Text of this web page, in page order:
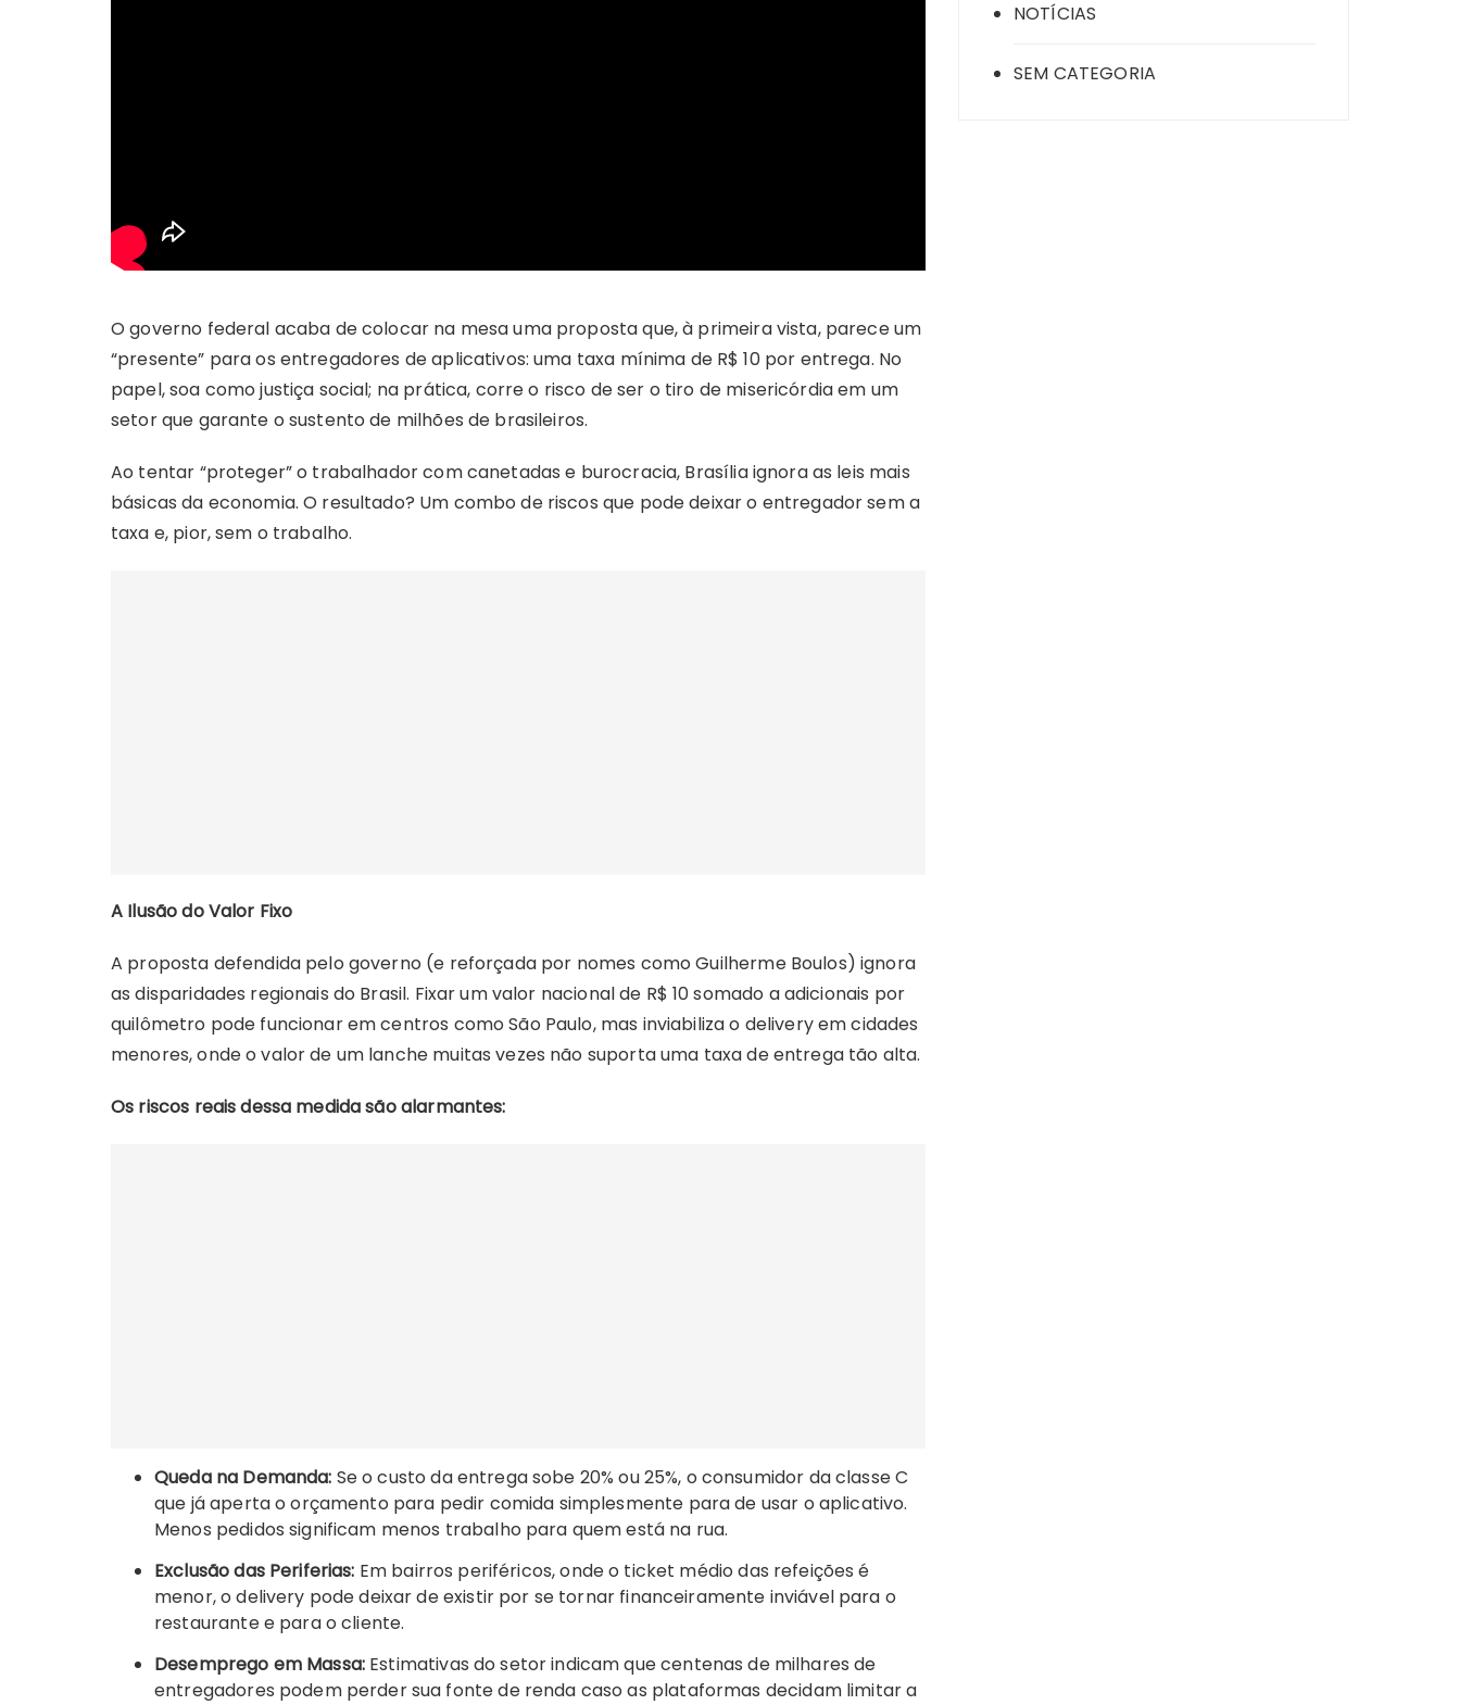
O governo federal acaba de colocar na mesa uma proposta que, à primeira vista, parece um
“presente” para os entregadores de aplicativos: uma taxa mínima de R$ 10 por entrega. No
papel, soa como justiça social; na prática, corre o risco de ser o tiro de misericórdia em um
setor que garante o sustento de milhões de brasileiros.
Ao tentar “proteger” o trabalhador com canetadas e burocracia, Brasília ignora as leis mais
básicas da economia. O resultado? Um combo de riscos que pode deixar o entregador sem a
taxa e, pior, sem o trabalho.
A Ilusão do Valor Fixo
A proposta defendida pelo governo (e reforçada por nomes como Guilherme Boulos) ignora
as disparidades regionais do Brasil. Fixar um valor nacional de R$ 10 somado a adicionais por
quilômetro pode funcionar em centros como São Paulo, mas inviabiliza o delivery em cidades
menores, onde o valor de um lanche muitas vezes não suporta uma taxa de entrega tão alta.
Os riscos reais dessa medida são alarmantes:
Queda na Demanda: Se o custo da entrega sobe 20% ou 25%, o consumidor da classe C
que já aperta o orçamento para pedir comida simplesmente para de usar o aplicativo.
Menos pedidos significam menos trabalho para quem está na rua.
Exclusão das Periferias: Em bairros periféricos, onde o ticket médio das refeições é
menor, o delivery pode deixar de existir por se tornar financeiramente inviável para o
restaurante e para o cliente.
Desemprego em Massa: Estimativas do setor indicam que centenas de milhares de
entregadores podem perder sua fonte de renda caso as plataformas decidam limitar a
NOTÍCIAS
SEM CATEGORIA